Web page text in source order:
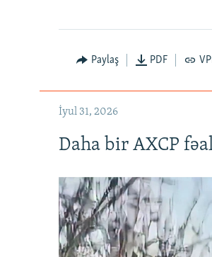
Paylaş PDF
İyul 31, 2026
Daha bir AXCP